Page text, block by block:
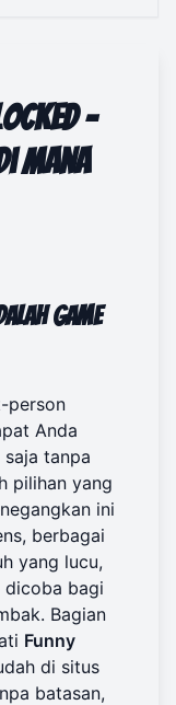
–
Mana
Game
person
Anda
tanpa
pilihan yang
ini
berbagai
yang lucu,
dicoba bagi
Bagian
Funny
di situs
batasan,